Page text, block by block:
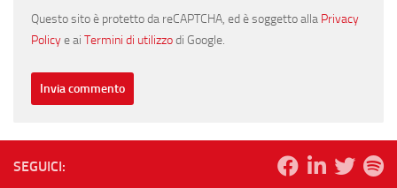
Questo sito è protetto da reCAPTCHA, ed è soggetto alla Privacy
Policye ai Termini di utilizzodi Google.
SEGUICI: